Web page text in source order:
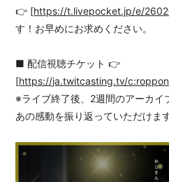
👉 [https://t.livepocket.jp/e/
す！お早めにお求めください。
■ 配信視聴チケット 👉
[https://ja.twitcasting.tv/
※ライブ終了後、2週間のアーカイ
あの感動を振り返っていただけま